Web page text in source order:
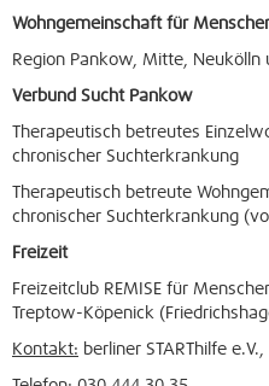
Wohngemeinschaft für
Region Pankow, Mitte, Neukölln
Verbund Sucht Pankow
Therapeutisch betreutes
chronischer Suchterkrankung
Therapeutisch betreute
chronischer Suchterkrankung
Freizeit
Freizeitclub REMISE für
Treptow-Köpenick
Kontakt: berliner STARThilfe